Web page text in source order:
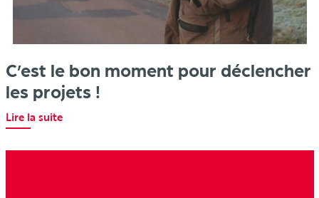
C’est le bon moment pour déclencher
les projets !
Lire la suite